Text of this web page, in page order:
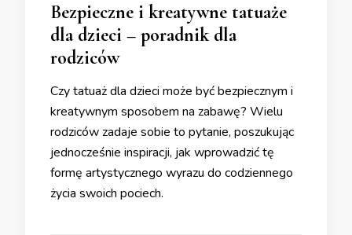
Bezpieczne i kreatywne tatuaże
dla dzieci – poradnik dla
rodziców
Czy tatuaż dla dzieci może być bezpiecznym i
kreatywnym sposobem na zabawę? Wielu
rodziców zadaje sobie to pytanie, poszukując
jednocześnie inspiracji, jak wprowadzić tę
formę artystycznego wyrazu do codziennego
życia swoich pociech.